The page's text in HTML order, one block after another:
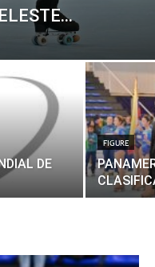
DE
FIGURE